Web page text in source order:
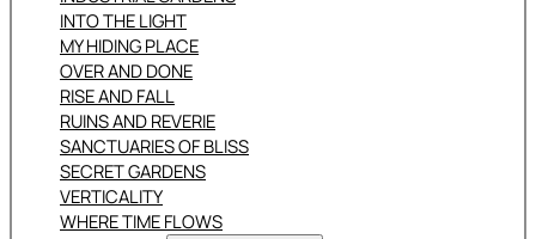
INTO THE LIGHT
MY HIDING PLACE
OVER AND DONE
RISE AND FALL
RUINS AND REVERIE
SANCTUARIES OF BLISS
SECRET GARDENS
VERTICALITY
WHERE TIME FLOWS